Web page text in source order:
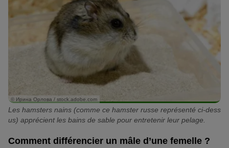
© Ирина Орлова / stock.adobe.com
Les hamsters nains (comme ce hamster russe représenté ci-dess
us) apprécient les bains de sable pour entretenir leur pelage.
Comment différencier un mâle d’une femelle ?